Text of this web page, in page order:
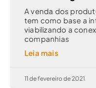
A venda dos
tem como base a
viabilizando a
companhias
Leia mais
11 de fevereiro de 2021